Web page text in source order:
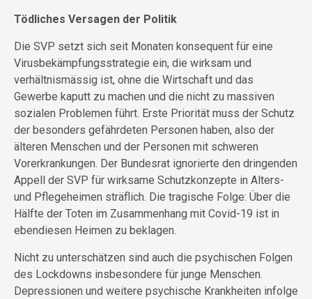
Tödliches Versagen der Politik
Die SVP setzt sich seit Monaten konsequent für eine
Virusbekämpfungsstrategie ein, die wirksam und
verhältnismässig ist, ohne die Wirtschaft und das
Gewerbe kaputt zu machen und die nicht zu massiven
sozialen Problemen führt. Erste Priorität muss der Schutz
der besonders gefährdeten Personen haben, also der
älteren Menschen und der Personen mit schweren
Vorerkrankungen. Der Bundesrat ignorierte den dringenden
Appell der SVP für wirksame Schutzkonzepte in Alters-
und Pflegeheimen sträflich. Die tragische Folge: Über die
Hälfte der Toten im Zusammenhang mit Covid-19 ist in
ebendiesen Heimen zu beklagen.
Nicht zu unterschätzen sind auch die psychischen Folgen
des Lockdowns insbesondere für junge Menschen.
Depressionen und weitere psychische Krankheiten infolge